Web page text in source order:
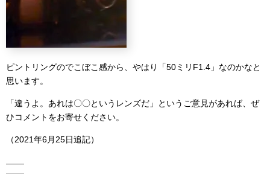
ピントリングのでこぼこ感から、やはり「50ミリF1.4」なのかなと
思います。
「違うよ。あれは〇〇というレンズだ」というご意見があれば、ぜ
ひコメントをお寄せください。
（2021年6月25日追記）